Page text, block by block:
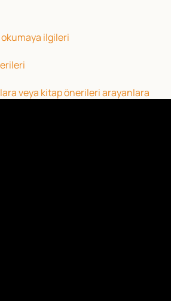
ilgileri
veya kitap önerileri arayanlara